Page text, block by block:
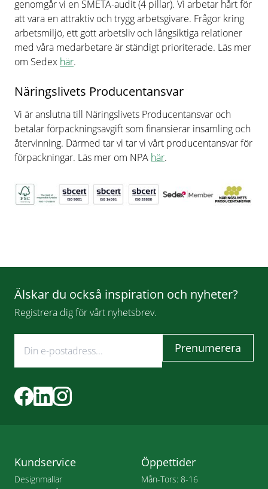
genomgår vi en SMETA-audit (4 pillar). Vi arbetar hårt för
att vara en attraktiv och trygg arbetsgivare. Frågor kring
arbetsmiljö, ett gott arbetsliv och långsiktiga relationer
med våra medarbetare är ständigt prioriterade. Läs mer
om Sedex här.
Näringslivets Producentansvar
Vi är anslutna till Näringslivets Producentansvar och
betalar förpackningsavgift som finansierar insamling och
återvinning. Därmed tar vi tar vi vårt producentansvar för
förpackningar. Läs mer om NPA här.
Älskar du också inspiration och nyheter?
Registrera dig för vårt nyhetsbrev.
Kundservice
Designmallar
Öppettider
Mån-Tors: 8-16